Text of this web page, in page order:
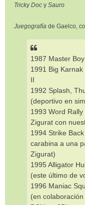
Tricky Doc y Sauro
Juegografía de Gaelco,
1987 Master
1991 Big
II
1992 Splash,
(deportivo en
1993 Word
Zigurat con
1994 Strike
carabina a una
Zigurat)
1995 Alligator
(este último de
1996 Maniac
(en